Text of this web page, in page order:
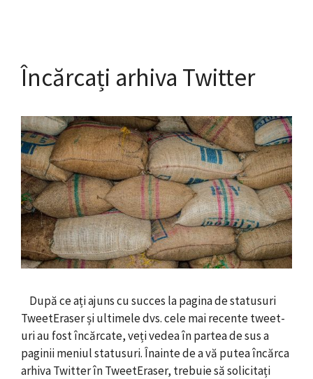
Încărcați arhiva Twitter
După ce ați ajuns cu succes la pagina de statusuri
TweetEraser și ultimele dvs. cele mai recente tweet-
uri au fost încărcate, veți vedea în partea de sus a
paginii meniul statusuri. Înainte de a vă putea încărca
arhiva Twitter în TweetEraser, trebuie să solicitați